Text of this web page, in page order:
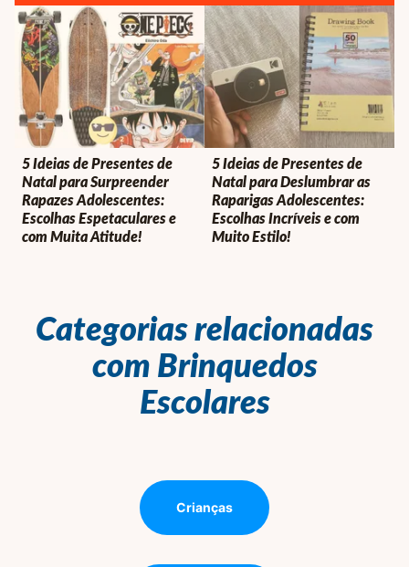
5 Ideias de Presentes de
Natal para Surpreender
Rapazes Adolescentes:
Escolhas Espetaculares e
com Muita Atitude!
5 Ideias de Presentes de
Natal para Deslumbrar as
Raparigas Adolescentes:
Escolhas Incríveis e com
Muito Estilo!
Categorias relacionadas
com Brinquedos
Escolares
Crianças